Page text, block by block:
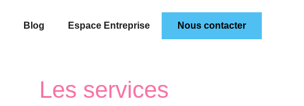
Blog Espace Entreprise Nous contacter
Les services